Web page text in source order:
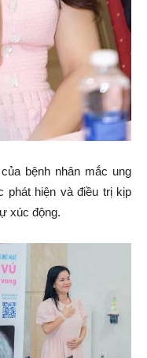
bệnh nhân mắc ung
phát hiện và điều trị kịp
xúc động.